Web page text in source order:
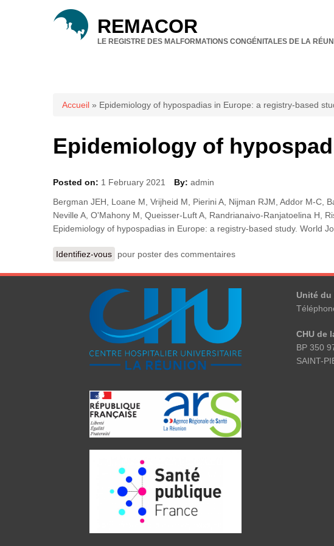
REMACOR
LE REGISTRE DES MALFORMATIONS CONGÉNITALES DE LA
Vous êtes ici
Accueil » Epidemiology of hypospadias in Europe: a registry-based
Epidemiology of
Posted on: 1 February 2021 By: admin
Bergman JEH, Loane M, Vrijheid M, Pierini A, Nijman RJM, Addor M-C,
Neville A, O'Mahony M, Queisser-Luft A, Randrianaivo-Ranjatoelina H,
Epidemiology of hypospadias in Europe: a registry-based study. World
Identifiez-vous pour poster des commentaires
Unité du
CHU de
BP 350
SAINT-